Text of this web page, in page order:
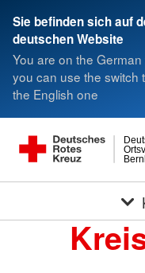
Sie befinden sich auf
deutschen Website
You are on the German
you can use the switch
the English one